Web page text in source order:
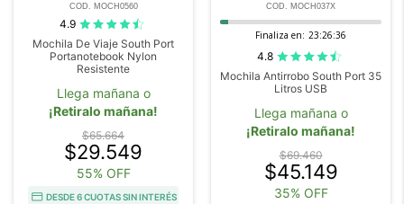
COD. MOCH0560
4.9
Mochila De Viaje South Port
Portanotebook Nylon
Resistente
Llega mañana o
¡Retiralo mañana!
$65.664
$29.549
55% OFF
DESDE 6 CUOTAS SIN INTERÉS
COD. MOCH037X
Finaliza en: 23:26:35
4.8
Mochila Antirrobo South Port 35
Litros USB
Llega mañana o
¡Retiralo mañana!
$69.460
$45.149
35% OFF